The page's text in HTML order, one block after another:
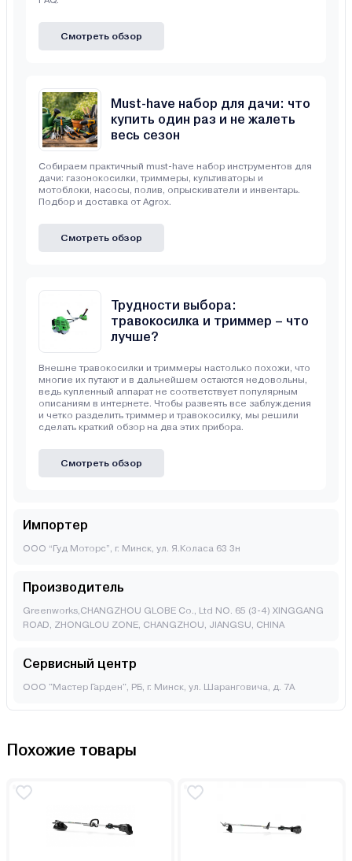
Смотреть обзор
Must-have набор для дачи: что
купить один раз и не жалеть
весь сезон
Собираем практичный must-have набор инструментов для
дачи: газонокосилки, триммеры, культиваторы и
мотоблоки, насосы, полив, опрыскиватели и инвентарь.
Подбор и доставка от Agrox.
Смотреть обзор
Трудности выбора:
травокосилка и триммер – что
лучше?
Внешне травокосилки и триммеры настолько похожи, что
многие их путают и в дальнейшем остаются недовольны,
ведь купленный аппарат не соответствует популярным
описаниям в интернете. Чтобы развеять все заблуждения
и четко разделить триммер и травокосилку, мы решили
сделать краткий обзор на два этих прибора.
Смотреть обзор
Импортер
ООО “Гуд Моторс”, г. Минск, ул. Я.Коласа 63 3н
Производитель
Greenworks,CHANGZHOU GLOBE Co., Ltd NO. 65 (3-4) XINGGANG
ROAD, ZHONGLOU ZONE, CHANGZHOU, JIANGSU, CHINA
Сервисный центр
ООО "Мастер Гарден", РБ, г. Минск, ул. Шаранговича, д. 7А
Похожие товары